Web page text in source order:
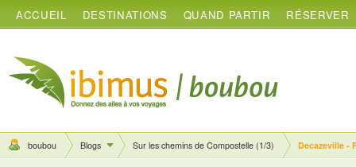
ACCUEIL DESTINATIONS QUAND PARTIR RÉSERVER
boubou Blogs Sur les chemins de Compostelle (1/3) Decazeville -